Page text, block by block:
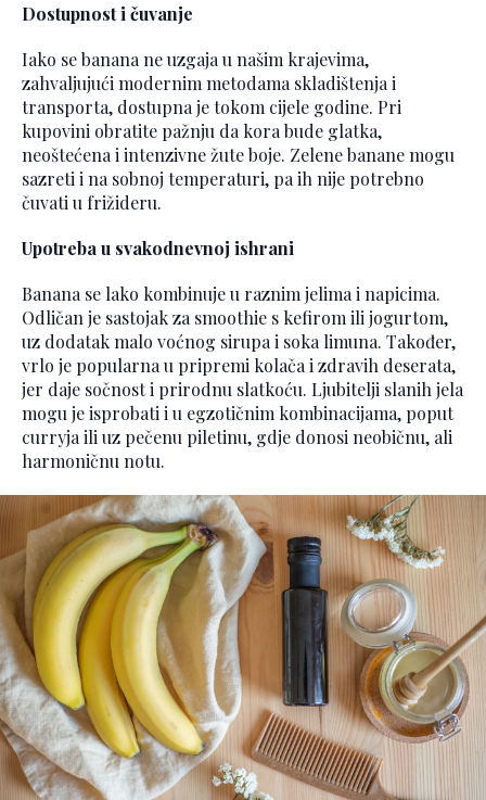
Dostupnost i čuvanje
Iako se banana ne uzgaja u našim krajevima,
zahvaljujući modernim metodama skladištenja i
transporta, dostupna je tokom cijele godine. Pri
kupovini obratite pažnju da kora bude glatka,
neoštećena i intenzivne žute boje. Zelene banane mogu
sazreti i na sobnoj temperaturi, pa ih nije potrebno
čuvati u frižideru.
Upotreba u svakodnevnoj ishrani
Banana se lako kombinuje u raznim jelima i napicima.
Odličan je sastojak za smoothie s kefirom ili jogurtom,
uz dodatak malo voćnog sirupa i soka limuna. Također,
vrlo je popularna u pripremi kolača i zdravih deserata,
jer daje sočnost i prirodnu slatkoću. Ljubitelji slanih jela
mogu je isprobati i u egzotičnim kombinacijama, poput
curryja ili uz pečenu piletinu, gdje donosi neobičnu, ali
harmoničnu notu.